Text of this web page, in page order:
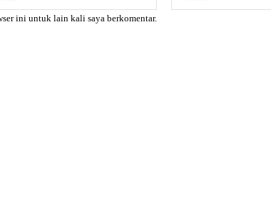
ini untuk lain kali saya berkomentar.